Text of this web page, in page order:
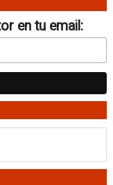
en tu email: